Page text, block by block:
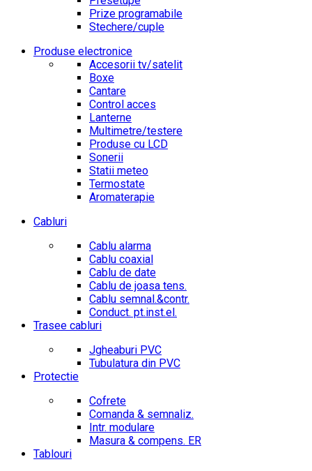
Prize programabile
Stechere/cuple
Produse electronice
Accesorii tv/satelit
Boxe
Cantare
Control acces
Lanterne
Multimetre/testere
Produse cu LCD
Sonerii
Statii meteo
Termostate
Aromaterapie
Cabluri
Cablu alarma
Cablu coaxial
Cablu de date
Cablu de joasa tens.
Cablu semnal.&contr.
Conduct. pt.inst.el.
Trasee cabluri
Jgheaburi PVC
Tubulatura din PVC
Protectie
Cofrete
Comanda & semnaliz.
Intr. modulare
Masura & compens. ER
Tablouri